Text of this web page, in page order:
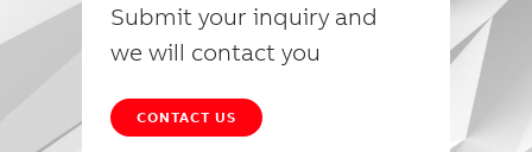
Submit your inquiry and
we will contact you
CONTACT US